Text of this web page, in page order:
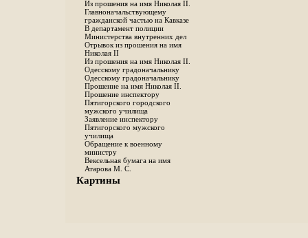
Из прошения на имя Николая II.
Главноначальствующему
гражданской частью на Кавказе
В департамент полиции
Министерства внутренних дел
Отрывок из прошения на имя
Николая II
Из прошения на имя Николая II.
Одесскому градоначальнику
Одесскому градоначальнику
Прошение на имя Николая II.
Прошение инспектору
Пятигорского городского
мужского училища
Заявление инспектору
Пятигорского мужского
училища
Обращение к военному
министру
Вексельная бумага на имя
Атарова М. С.
Картины